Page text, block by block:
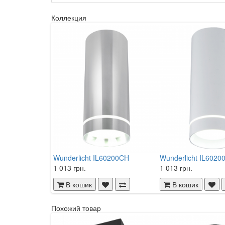
Коллекция
Wunderlicht IL60200CH
1 013 грн.
В кошик
Wunderlicht
1 013 грн.
В кошик
Похожий товар